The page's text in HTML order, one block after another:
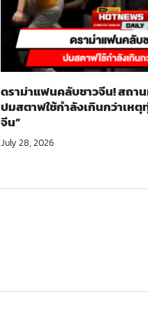
ดราม่าแฟนคลับชาวจีน! สถา
ปมสตาฟใช้กำลังเกินกว่าเห
จีน”
July 28, 2026